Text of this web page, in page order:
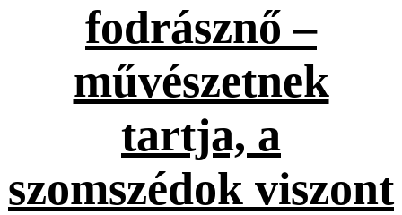
fodrásznő –
művészetnek
tartja, a
szomszédok viszont